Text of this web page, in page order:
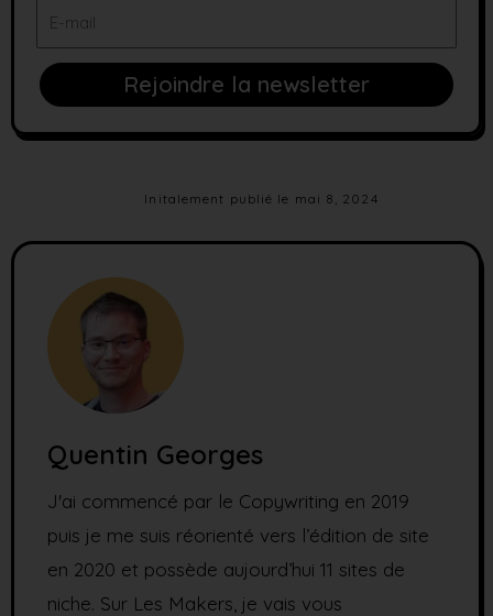
E-
mail
Rejoindre la newsletter
Initalement publié le mai 8, 2024
Quentin Georges
J'ai commencé par le Copywriting en 2019
puis je me suis réorienté vers l’édition de site
en 2020 et possède aujourd’hui 11 sites de
niche. Sur Les Makers, je vais vous